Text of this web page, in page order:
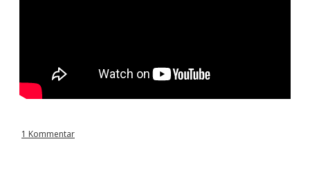
1 Kommentar